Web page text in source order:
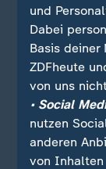
und
Dabei
Basis deiner
ZDFheute
von uns
• Social
nutzen
anderen
von